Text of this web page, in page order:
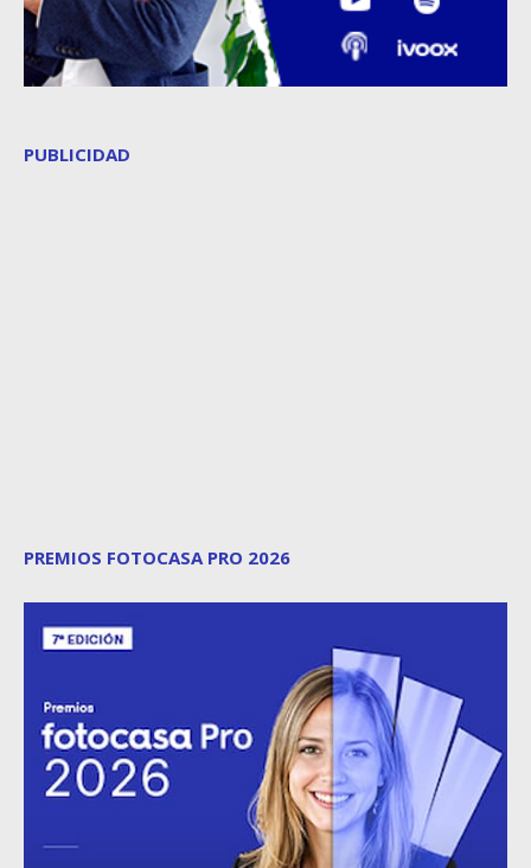
PUBLICIDAD
PREMIOS FOTOCASA PRO 2026